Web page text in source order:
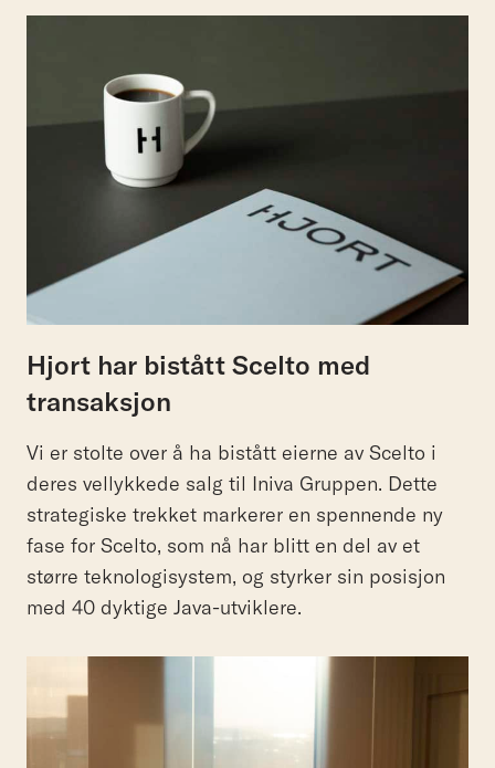
Hjort har bistått Scelto med
transaksjon
Vi er stolte over å ha bistått eierne av Scelto i
deres vellykkede salg til Iniva Gruppen. Dette
strategiske trekket markerer en spennende ny
fase for Scelto, som nå har blitt en del av et
større teknologisystem, og styrker sin posisjon
med 40 dyktige Java-utviklere.